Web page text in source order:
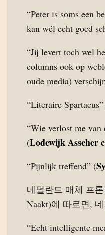
“Peter is soms een
kan wél echt goed
“Jij levert toch wel
columns ook op
oude media)
“Literaire
“Wie verlost me
(Lodewijk Asscher
“Pijnlijk treffend” (
네덜란드 매체 프
Naakt)에 따르면,
“Echt intelligente